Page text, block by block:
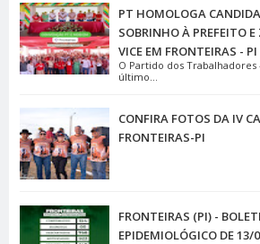
PT HOMOLOGA
SOBRINHO À PREFEITO
VICE EM FRONTEIRAS - PI
O Partido dos
último...
CONFIRA FOTOS DA IV
FRONTEIRAS-PI
FRONTEIRAS (PI) -
EPIDEMIOLÓGICO DE 13/